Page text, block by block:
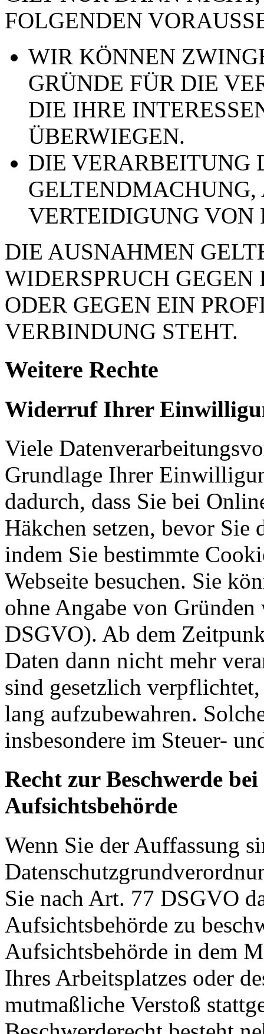
FOLGENDEN
WIR KÖNNEN
GRÜNDE FÜR DIE
DIE IHRE
ÜBERWIEGEN.
DIE VERARBEITUNG
VERTEIDIGUNG VON
DIE AUSNAHMEN
WIDERSPRUCH
ODER GEGEN EIN
VERBINDUNG STEHT.
Weitere Rechte
Widerruf Ihrer
Viele
Grundlage Ihrer
dadurch, dass Sie bei
Häkchen setzen, bevor Sie
indem Sie bestimmte
Webseite besuchen. Sie
ohne Angabe von
DSGVO). Ab dem
Daten dann nicht mehr
sind gesetzlich
lang aufzubewahren.
insbesondere im Steuer-
Recht zur Beschwerde
Aufsichtsbehörde
Wenn Sie der Auffassung
Sie nach Art. 77 DSGVO
Aufsichtsbehörde zu
Aufsichtsbehörde in dem
Ihres Arbeitsplatzes oder
mutmaßliche Verstoß